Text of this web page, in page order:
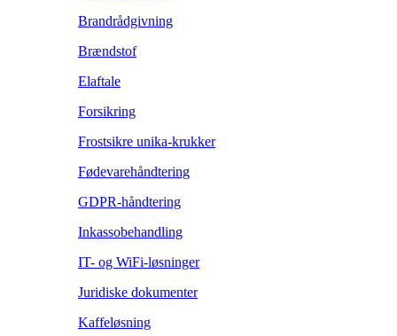
Brandrådgivning
Brændstof
Elaftale
Forsikring
Frostsikre unika-krukker
Fødevarehåndtering
GDPR-håndtering
Inkassobehandling
IT- og WiFi-løsninger
Juridiske dokumenter
Kaffeløsning